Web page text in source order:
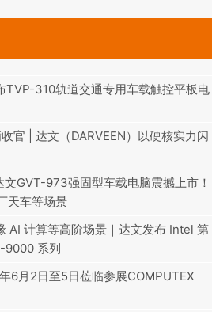
TVP-310轨道交通专用车载触控平板电
官 | 达文（DARVEEN）以硬核实力闪
文GVT-973强固型车载电脑震撼上市！
天车等场景
AI 计算等高阶场景｜达文发布 Intel 第
9000 系列
6月2日至5日莅临参展COMPUTEX